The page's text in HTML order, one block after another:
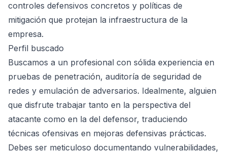
controles defensivos concretos y políticas de
mitigación que protejan la infraestructura de la
empresa.
Perfil buscado
Buscamos a un profesional con sólida experiencia en
pruebas de penetración, auditoría de seguridad de
redes y emulación de adversarios. Idealmente, alguien
que disfrute trabajar tanto en la perspectiva del
atacante como en la del defensor, traduciendo
técnicas ofensivas en mejoras defensivas prácticas.
Debes ser meticuloso documentando vulnerabilidades,